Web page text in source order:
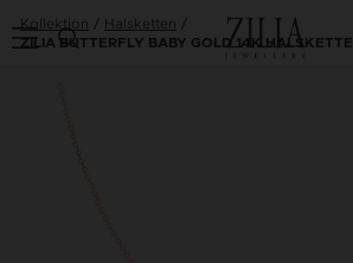
Kollektion Halsketten
ZILIA BUTTERFLY BABY GOLD 14K HALSKETTE